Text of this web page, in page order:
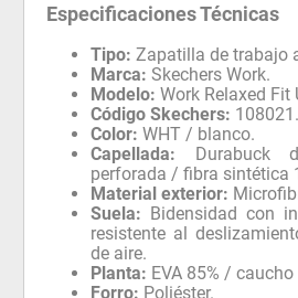
Especificaciones Técnicas
Tipo: Zapatilla de trabajo
Marca: Skechers Work.
Modelo: Work Relaxed Fit
Código Skechers: 108021.
Color: WHT / blanco.
Capellada: Durabuck
perforada / fibra sintética
Material exterior:
Suela: Bidensidad con
resistente al
de aire.
Planta: EVA 85% / caucho
Forro: Poliéster.